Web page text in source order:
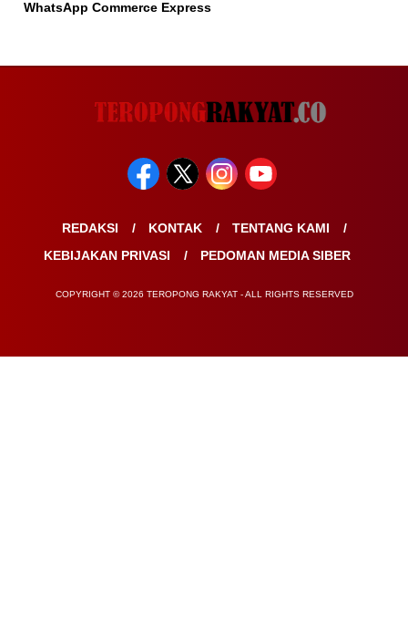
WhatsApp Commerce Express
REDAKSI KONTAK
TENTANG KAMI
KEBIJAKAN PRIVASI
PEDOMAN MEDIA SIBER
COPYRIGHT © 2026 TEROPONG RAKYAT - ALL RIGHTS RESERVED